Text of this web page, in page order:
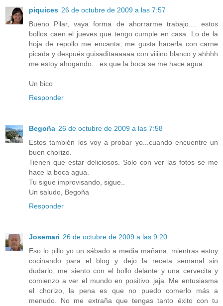
piquices 26 de octubre de 2009 a las 7:57
Bueno Pilar, vaya forma de ahorrarme trabajo.... estos
bollos caen el jueves que tengo cumple en casa. Lo de la
hoja de repollo me encanta, me gusta hacerla con carne
picada y después guisaditaaaaaa con viiiino blanco y ahhhh
me estoy ahogando... es que la boca se me hace agua.
Un bico
Responder
Begoña 26 de octubre de 2009 a las 7:58
Estos también los voy a probar yo...cuando encuentre un
buen chorizo.
Tienen que estar deliciosos. Solo con ver las fotos se me
hace la boca agua.
Tu sigue improvisando, sigue..
Un saludo, Begoña
Responder
Josemari 26 de octubre de 2009 a las 9:20
Eso lo pillo yo un sábado a media mañana, mientras estoy
cocinando para el blog y dejo la receta semanal sin
dudarlo, me siento con el bollo delante y una cervecita y
comienzo a ver el mundo en positivo..jaja. Me entusiasma
el chorizo, la pena es que no puedo comerlo más a
menudo. No me extraña que tengas tanto éxito con tu